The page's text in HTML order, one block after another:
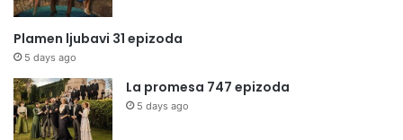
Plamen ljubavi 31 epizoda
5 days ago
La promesa 747 epizoda
5 days ago